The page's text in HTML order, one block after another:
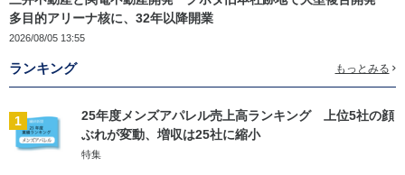
多目的アリーナ核に、32年以降開業
2026/08/05 13:55
ランキング もっとみる
1
25年度メンズアパレル売上高ランキング 上位5社の顔
ぶれが変動、増収は25社に縮小
特集